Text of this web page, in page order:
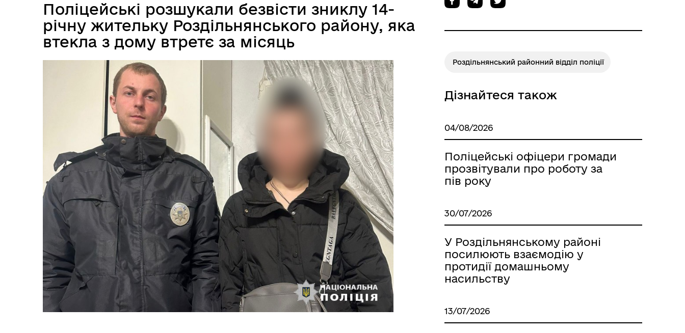
Засідання виконавчого
комітету
Трансляції
Рада безбар’єрності
Гендерна рівність
Книга пам'яті полеглих за
Україну
Поліцейські розшукали безвісти зниклу 14-
річну жительку Роздільнянського району, яка
втекла з дому втретє за місяць
Роздільнянський районний відділ поліції
Дізнайтеся також
04/08/2026
Поліцейські офіцери громади
прозвітували про роботу за
пів року
30/07/2026
У Роздільнянському районі
посилюють взаємодію у
протидії домашньому
насильству
13/07/2026